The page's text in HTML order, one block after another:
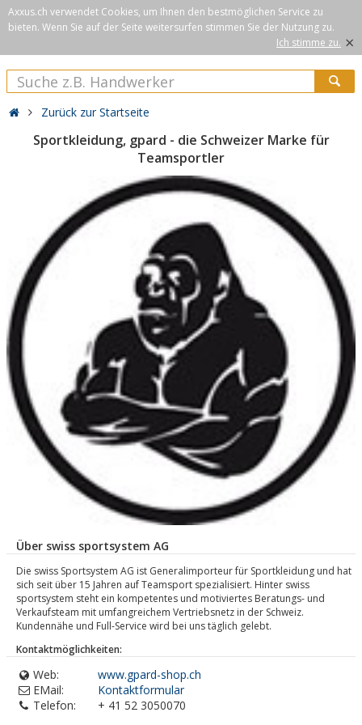
Axxus.ch verwendet Cookies, um Ihnen den bestmöglichen Service zu
bieten. Wenn Sie auf der Seite weitersurfen stimmen Sie der Nutzung zu.
Ich stimme zu. ×
Zurück zur Startseite
Sportkleidung, gpard - die Schweizer Marke für
Teamsportler
Über swiss sportsystem AG
Die swiss Sportsystem AG ist Generalimporteur für Sportkleidung und hat
sich seit über 15 Jahren auf Teamsport spezialisiert. Hinter swiss
sportsystem steht ein kompetentes und motiviertes Beratungs- und
Verkaufsteam mit umfangreichem Vertriebsnetz in der Schweiz.
Kundennähe und Full-Service wird bei uns täglich gelebt.
Kontaktmöglichkeiten:
Web:
www.gpard-shop.ch
EMail:
Kontaktformular
Telefon:
+ 41 52 3050070